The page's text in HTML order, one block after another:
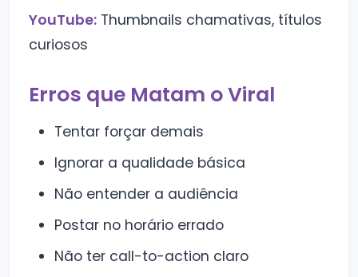
YouTube: Thumbnails chamativas, títulos
curiosos
Erros que Matam o Viral
Tentar forçar demais
Ignorar a qualidade básica
Não entender a audiência
Postar no horário errado
Não ter call-to-action claro